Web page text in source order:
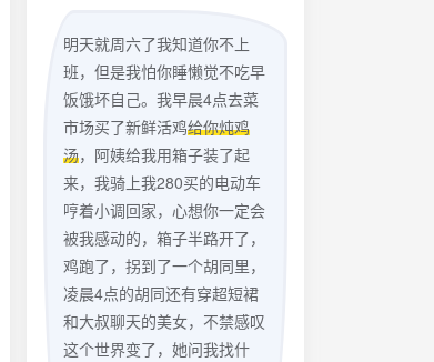
明天就周六了我知道你不上
班，但是我怕你睡懒觉不吃早
饭饿坏自己。我早晨4点去菜
市场买了新鲜活鸡给你炖鸡
汤，阿姨给我用箱子装了起
来，我骑上我280买的电动车
哼着小调回家，心想你一定会
被我感动的，箱子半路开了，
鸡跑了，拐到了一个胡同里，
凌晨4点的胡同还有穿超短裙
和大叔聊天的美女，不禁感叹
这个世界变了，她问我找什